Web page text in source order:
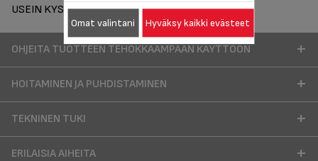
USEIN KYSYTYT KYSYMYKSET
OHJEITA TUOTTEEN TEHOKKAAMPAAN KÄYTTÖÖN
HOITAMINEN JA PUHDISTAMINEN
TEKNINEN TUKI
ERILAISIA AIHEITA
Omat valintani Hyväksy kaikki evästeet